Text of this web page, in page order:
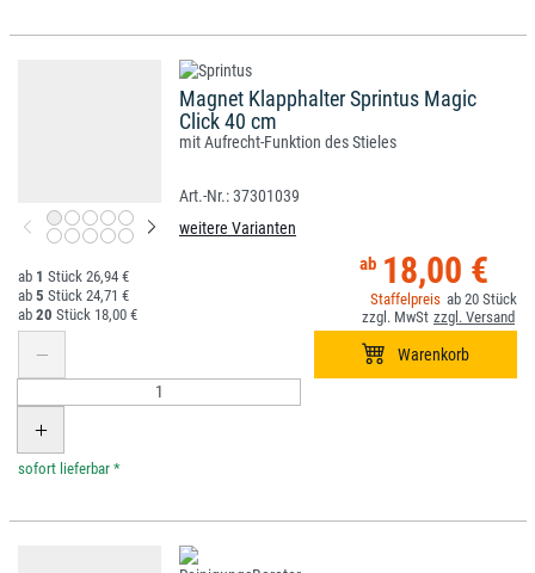
Magnet Klapphalter Sprintus Magic
Click 40 cm
mit Aufrecht-Funktion des Stieles
37301039
weitere Varianten
18,00 €
20
1
26,94 €
5
24,71 €
20
18,00 €
*